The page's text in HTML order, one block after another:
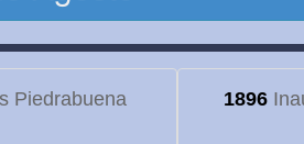
Piedrabuena 1896